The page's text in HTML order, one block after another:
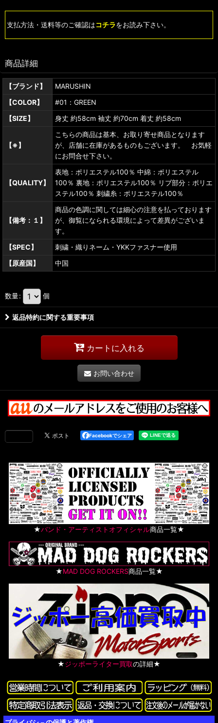
支払方法・送料等のご確認はコチラをお読み下さい。
商品詳細
【ブランド】
MARUSHIN
【COLOR】
#01：GREEN
【SIZE】
身丈 約58cm 袖丈 約70cm 着丈 約58cm
【※】
こちらの商品は基本、お取り寄せ商品となります
が、店舗に在庫があるものもございます。 お気軽
にお問合せ下さい。
【QUALITY】
表地：ポリエステル100％ 中綿：ポリエステル
100％ 裏地：ポリエステル100％ リブ部分：ポリエ
ステル100％ 刺繍糸：ポリエステル100％
【備考：１】
商品の色調に関しては細心の注意を払っております
が、御覧になられる環境によって差異がございま
す。
【SPEC】
刺繍・織りネーム・YKKファスナー使用
【原産国】
中国
数量: 個
返品特約に関する重要事項
カートに入れる
お問い合わせ
Facebookでシェア
★バンド・アーティストオフィシャル商品一覧★
★MAD DOG ROCKERS商品一覧★
★ジッポーライター買取の詳細★